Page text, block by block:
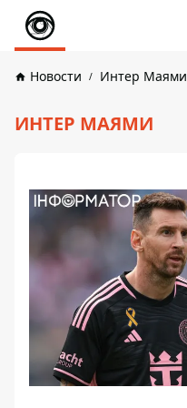
Новости Интер Маями
ИНТЕР МАЯМИ